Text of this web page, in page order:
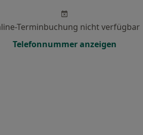
Terminbuchung nicht verfügbar
Telefonnummer anzeigen